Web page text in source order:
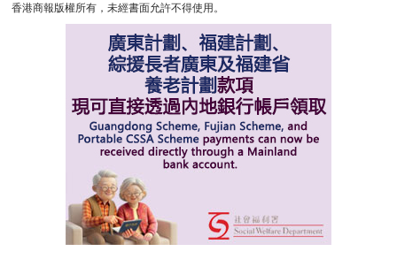
香港商報版權所有，未經書面允許不得使用。